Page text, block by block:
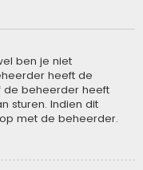
ben je niet
heeft de
de beheerder heeft
sturen. Indien dit
met de beheerder.